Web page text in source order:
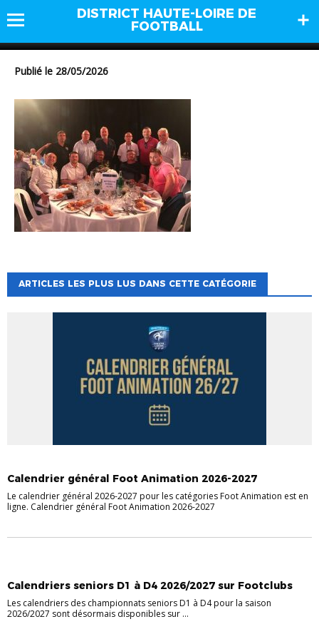
DISTRICT HAUTE-LOIRE DE
FOOTBALL
b3
Publié le 28/05/2026
ARTICLES LES PLUS LUS DANS CETTE CATÉGORIE
Calendrier général Foot Animation 2026-2027
Le calendrier général 2026-2027 pour les catégories Foot Animation est en
ligne. Calendrier général Foot Animation 2026-2027
Calendriers seniors D1 à D4 2026/2027 sur Footclubs
Les calendriers des championnats seniors D1 à D4 pour la saison
2026/2027 sont désormais disponibles sur ...